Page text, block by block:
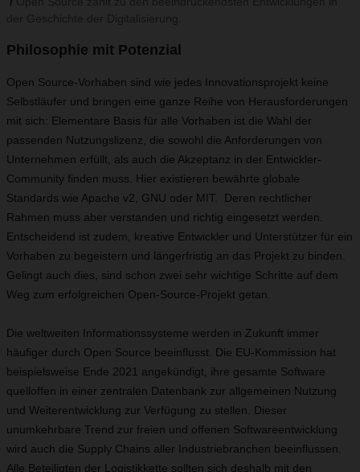
Philosophie mit Potenzial
Open Source-Vorhaben sind wie jedes Innovationsprojekt keine
Selbstläufer und bringen eine ganze Reihe von Herausforderungen
mit sich: Elementare Basis für alle Vorhaben ist die Wahl der
passenden Nutzungslizenz, die sowohl die Anforderungen von
Unternehmen erfüllt, als auch die Akzeptanz in der Entwickler-
Community finden muss. Hier existieren bewährte globale
Standards wie Apache v2, GNU oder MIT. Deren rechtlicher
Rahmen muss aber verstanden und richtig eingesetzt werden.
Entscheidend ist zudem, kreative Entwickler und Unterstützer für ein
Vorhaben zu begeistern und längerfristig an das Projekt zu binden.
Gelingt auch dies, sind schon zwei sehr wichtige Schritte auf dem
Weg zum erfolgreichen Open-Source-Projekt getan.
Die weltweiten Informationssysteme werden in Zukunft immer
häufiger durch Open Source beeinflusst. Die EU-Kommission hat
beispielsweise Ende 2021 angekündigt, ihre gesamte Software
quelloffen in einer zentralen Datenbank zur allgemeinen Nutzung
und Weiterentwicklung zur Verfügung zu stellen. Dieser
unumkehrbare Trend zur freien und offenen Softwareentwicklung
wird auch die Supply Chains aller Industriebranchen beeinflussen.
Alle Beteiligten der Logistikkette sollten sich deshalb mit den